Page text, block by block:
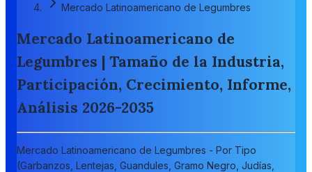
Mercado Latinoamericano de Legumbres
Mercado Latinoamericano de
Legumbres | Tamaño de la Industria,
Participación, Crecimiento, Informe,
Análisis 2026-2035
Mercado Latinoamericano de Legumbres - Por Tipo
(Garbanzos, Lentejas, Guandules, Gramo Negro, Judías,